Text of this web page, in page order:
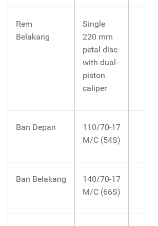
Rem
Belakang
Single
220 mm
petal disc
with dual-
piston
caliper
Ban Depan
110/70-17
M/C (54S)
Ban Belakang
140/70-17
M/C (66S)